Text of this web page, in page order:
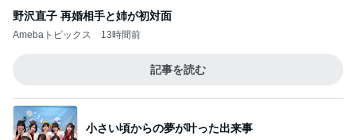
Amebaトピックス 1日前
堀ちえみ 家族と憩いの鶏すき